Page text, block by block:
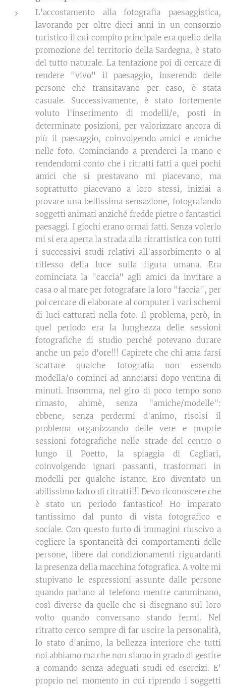
L'accostamento alla fotografia paesaggistica,
lavorando per oltre dieci anni in un consorzio
turistico il cui compito principale era quello della
promozione del territorio della Sardegna, è stato
del tutto naturale. La tentazione poi di cercare di
rendere "vivo" il paesaggio, inserendo delle
persone che transitavano per caso, è stata
casuale. Successivamente, è stato fortemente
voluto l'inserimento di modelli/e, posti in
determinate posizioni, per valorizzare ancora di
più il paesaggio, coinvolgendo amici e amiche
nelle foto. Cominciando a prenderci la mano e
rendendomi conto che i ritratti fatti a quei pochi
amici che si prestavano mi piacevano, ma
soprattutto piacevano a loro stessi, iniziai a
provare una bellissima sensazione, fotografando
soggetti animati anziché fredde pietre o fantastici
paesaggi. I giochi erano ormai fatti. Senza volerlo
mi si era aperta la strada alla ritrattistica con tutti
i successivi studi relativi all'assorbimento o al
riflesso della luce sulla figura umana. Era
cominciata la "caccia" agli amici da invitare a
casa o al mare per fotografare la loro "faccia", per
poi cercare di elaborare al computer i vari schemi
di luci catturati nella foto. Il problema, però, in
quel periodo era la lunghezza delle sessioni
fotografiche di studio perché potevano durare
anche un paio d'ore!!! Capirete che chi ama farsi
scattare qualche fotografia non essendo
modella/o cominci ad annoiarsi dopo ventina di
minuti. Insomma, nel giro di poco tempo sono
rimasto, ahimè, senza "amiche/modelle":
ebbene, senza perdermi d'animo, risolsi il
problema organizzando delle vere e proprie
sessioni fotografiche nelle strade del centro o
lungo il Poetto, la spiaggia di Cagliari,
coinvolgendo ignari passanti, trasformati in
modelli per qualche istante. Ero diventato un
abilissimo ladro di ritratti!!! Devo riconoscere che
è stato un periodo fantastico! Ho imparato
tantissimo dal punto di vista fotografico e
sociale. Con questo furto di immagini riuscivo a
cogliere la spontaneità dei comportamenti delle
persone, libere dai condizionamenti riguardanti
la presenza della macchina fotografica. A volte mi
stupivano le espressioni assunte dalle persone
quando parlano al telefono mentre camminano,
così diverse da quelle che si disegnano sul loro
volto quando conversano stando fermi. Nel
ritratto cerco sempre di far uscire la personalità,
lo stato d'animo, la bellezza interiore che tutti
noi abbiamo ma che non siamo in grado di gestire
a comando senza adeguati studi ed esercizi. E'
proprio nel momento in cui riprendo i soggetti